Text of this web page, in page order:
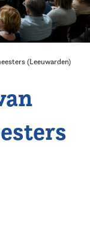
(Leeuwarden)